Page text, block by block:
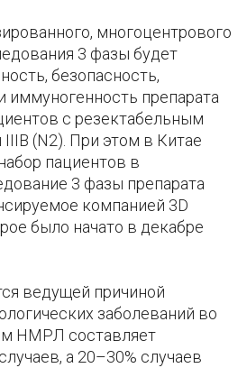
многоцентрового
3 фазы будет
безопасность,
иммуногенность препарата
с резектабельным
(N2). При этом в Китае
пациентов в
3 фазы препарата
компанией 3D
было начато в декабре
ведущей причиной
заболеваний во
НМРЛ составляет
а 20–30% случаев